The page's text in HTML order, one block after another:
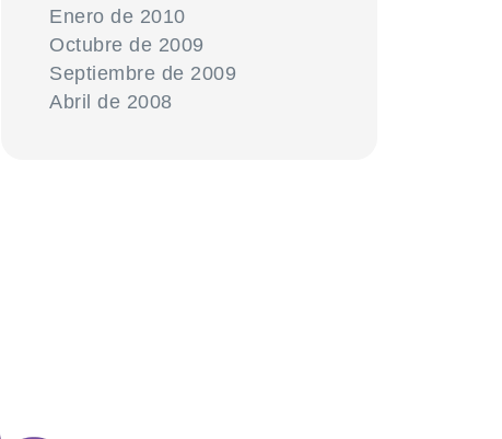
Enero de 2010
Octubre de 2009
Septiembre de 2009
Abril de 2008